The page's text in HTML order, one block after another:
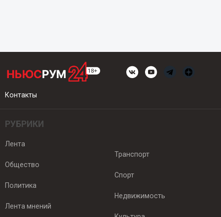
Контакты
РУБРИКИ
Лента
Общество
Политика
Лента мнений
Транспорт
Спорт
Недвижимость